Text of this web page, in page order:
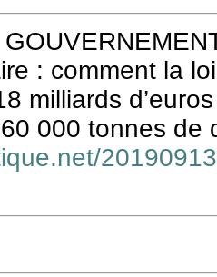
: comment la
milliards
000 tonnes de